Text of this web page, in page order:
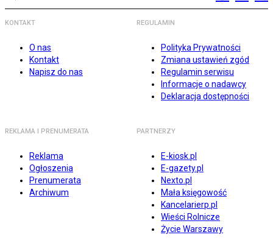
KONTAKT
O nas
Kontakt
Napisz do nas
REGULAMIN
Polityka Prywatności
Zmiana ustawień zgód
Regulamin serwisu
Informacje o nadawcy
Deklaracja dostępności
REKLAMA I PRENUMERATA
Reklama
Ogłoszenia
Prenumerata
Archiwum
PARTNERZY
E-kiosk.pl
E-gazety.pl
Nexto.pl
Mała księgowość
Kancelarierp.pl
Wieści Rolnicze
Życie Warszawy